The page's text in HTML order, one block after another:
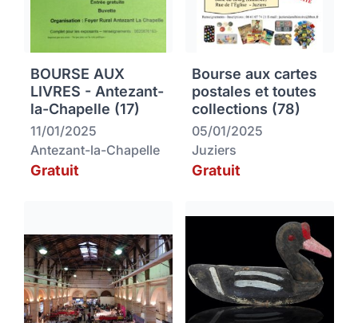
BOURSE AUX
LIVRES - Antezant-
la-Chapelle (17)
11/01/2025
Antezant-la-Chapelle
Gratuit
Bourse aux cartes
postales et toutes
collections (78)
05/01/2025
Juziers
Gratuit